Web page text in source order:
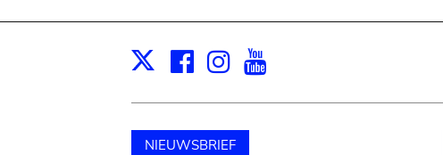
X Facebook
Instagram
NIEUWSBRIEF